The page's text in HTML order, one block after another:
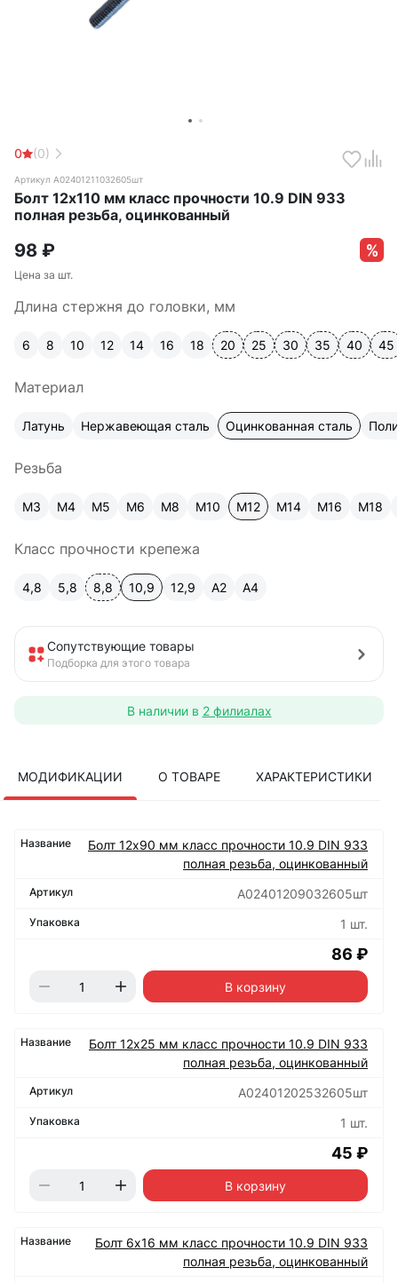
0 (0)
Артикул А02401211032605шт
Болт 12х110 мм класс прочности 10.9 DIN 933
полная резьба, оцинкованный
98 ₽
Цена за шт.
Длина стержня до головки, мм
6 8 10 12 14 16 18 20 25 30 35 40 45
Материал
Латунь Нержавеющая сталь Оцинкованная сталь
Резьба
М3 М4 М5 М6 М8 М10 М12 М14 М16 М18
Класс прочности крепежа
4,8 5,8 8,8 10,9 12,9 A2 А4
Сопутствующие товары
Подборка для этого товара
В наличии в 2 филиалах
МОДИФИКАЦИИ О ТОВАРЕ ХАРАКТЕРИСТИКИ
Болт 12х90 мм класс прочности 10.9 DIN 933
полная резьба, оцинкованный
А02401209032605шт
1 шт.
86 ₽
В корзину
Болт 12х25 мм класс прочности 10.9 DIN 933
полная резьба, оцинкованный
А02401202532605шт
1 шт.
45 ₽
В корзину
Болт 6х16 мм класс прочности 10.9 DIN 933
полная резьба, оцинкованный